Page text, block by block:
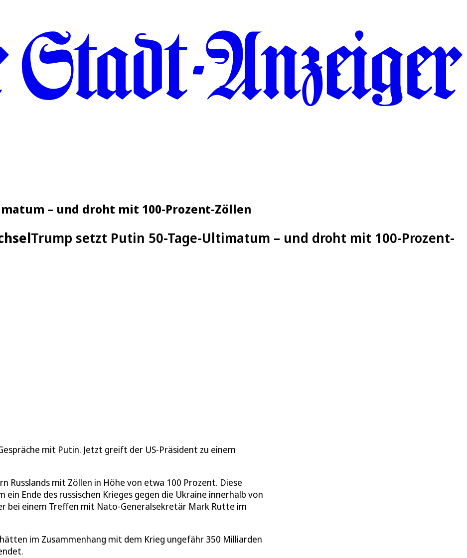
– und droht mit 100-Prozent-Zöllen
Trump setzt Putin 50-Tage-Ultimatum – und droht mit 100-Prozent-
mit Putin. Jetzt greift der US-Präsident zu einem
Russlands mit Zöllen in Höhe von etwa 100 Prozent. Diese
Ende des russischen Krieges gegen die Ukraine innerhalb von
bei einem Treffen mit Nato-Generalsekretär Mark Rutte im
im Zusammenhang mit dem Krieg ungefähr 350 Milliarden